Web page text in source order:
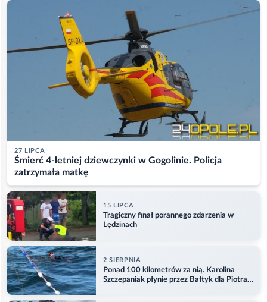
27 LIPCA
Śmierć 4-letniej dziewczynki w Gogolinie. Policja
zatrzymała matkę
15 LIPCA
Tragiczny finał porannego zdarzenia w
Lędzinach
2 SIERPNIA
Ponad 100 kilometrów za nią. Karolina
Szczepaniak płynie przez Bałtyk dla Piotra.